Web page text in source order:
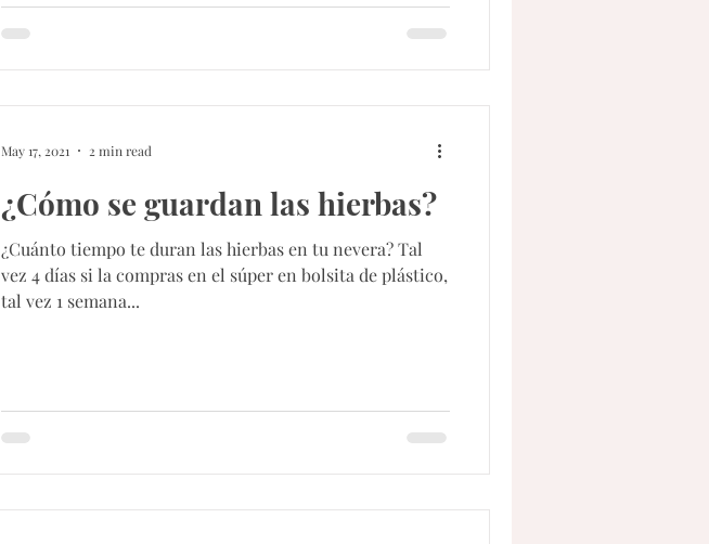
¿Cómo se guardan las hierbas?
¿Cuánto tiempo te duran las hierbas en tu nevera? Tal
vez 4 días si la compras en el súper en bolsita de plástico,
tal vez 1 semana...
May 17, 2021 2 min read